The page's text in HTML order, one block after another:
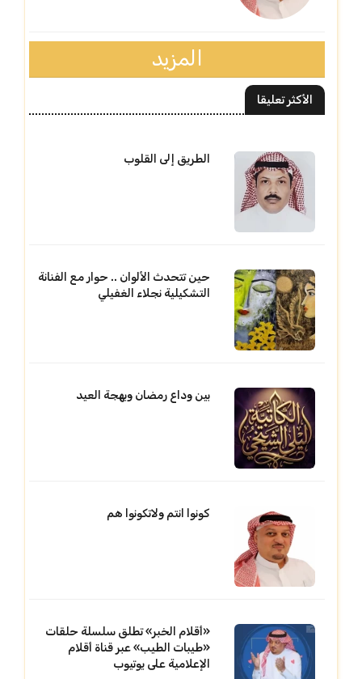
المزيد
الأكثر تعليقا
الطريق إلى القلوب
حين تتحدث الألوان .. حوار مع الفنانة
التشكيلية نجلاء الغفيلي
بين وداع رمضان وبهجة العيد
كونوا انتم ولاتكونوا هم
«أقلام الخبر» تطلق سلسلة حلقات
«طيبات الطيب» عبر قناة أقلام
الإعلامية على يوتيوب